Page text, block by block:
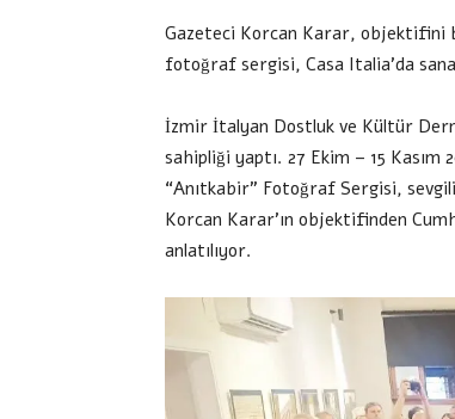
Gazeteci Korcan Karar, objektifini
fotoğraf sergisi, Casa Italia’da
İzmir İtalyan Dostluk ve Kültür
sahipliği yaptı. 27 Ekim – 15 Kasım
“Anıtkabir” Fotoğraf Sergisi,
Korcan Karar’ın objektifinden
anlatılıyor.